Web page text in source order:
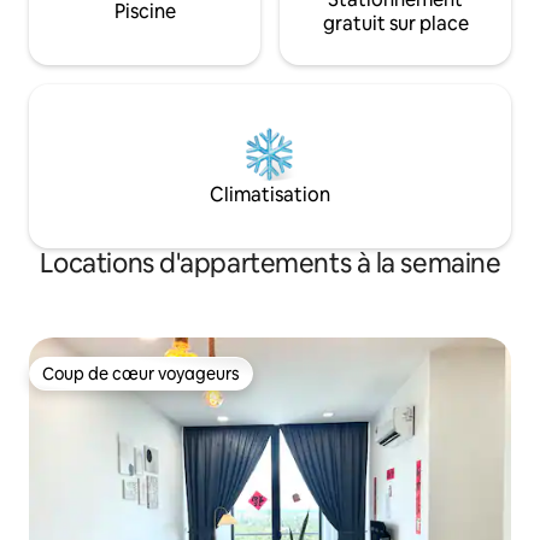
Piscine
gratuit sur place
Climatisation
Locations d'appartements à la semaine
Coup de cœur voyageurs
Coup de cœur voyageurs